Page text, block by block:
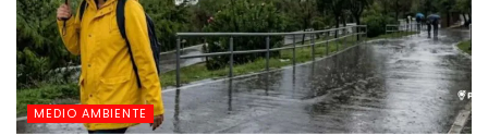
MEDIO AMBIENTE